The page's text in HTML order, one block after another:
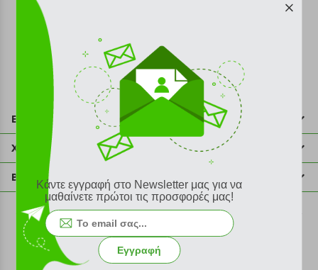
Εγγραφή στο newsletter
Επικοινωνία
211 2000 700
info@plus4u.gr
Χρήσιμες πληροφορίες
Η εταιρία
Σημεία παραλαβής
Ευκαιρίες καριέρας
Όροι χρήσης
Sitemap
Βοήθεια
Εξέλιξη παραγγελίας
Τρόποι παραγγελίας
Τρόποι πληρωμής
Τρόποι αποστολής
©2026 Plus4u.gr
Κάντε εγγραφή στο Newsletter μας για να
μαθαίνετε πρώτοι τις προσφορές μας!
Εγγραφή